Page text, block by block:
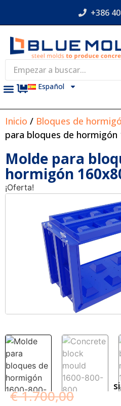
+386
Español
Inicio / Bloques de
para bloques de hormigón
Molde para
hormigón
¡Oferta!
€1.700,00